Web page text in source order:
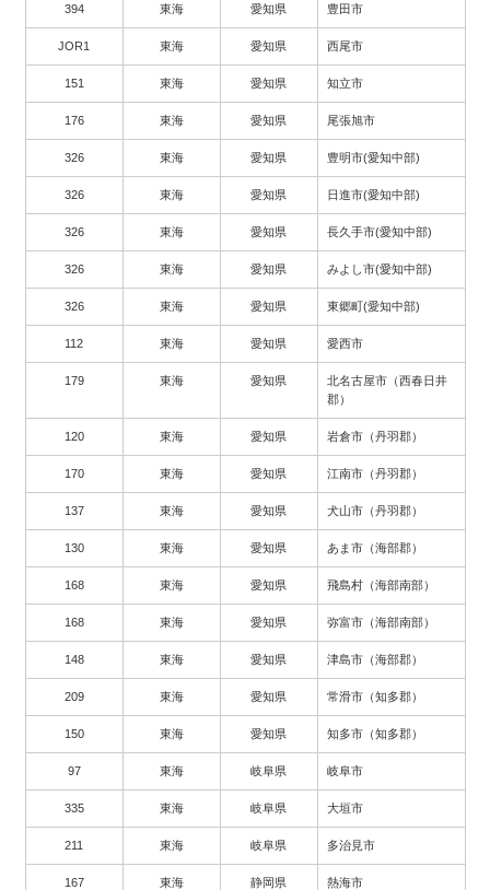
394 東海 愛知県 豊田市
JOR1 東海 愛知県 西尾市
151 東海 愛知県 知立市
176 東海 愛知県 尾張旭市
326 東海 愛知県 豊明市(愛知中部)
326 東海 愛知県 日進市(愛知中部)
326 東海 愛知県 長久手市(愛知中部)
326 東海 愛知県 みよし市(愛知中部)
326 東海 愛知県 東郷町(愛知中部)
112 東海 愛知県 愛西市
179 東海 愛知県
北名古屋市（西春日井
郡）
120 東海 愛知県 岩倉市（丹羽郡）
170 東海 愛知県 江南市（丹羽郡）
137 東海 愛知県 犬山市（丹羽郡）
130 東海 愛知県 あま市（海部郡）
168 東海 愛知県 飛島村（海部南部）
168 東海 愛知県 弥富市（海部南部）
148 東海 愛知県 津島市（海部郡）
209 東海 愛知県 常滑市（知多郡）
150 東海 愛知県 知多市（知多郡）
97 東海 岐阜県 岐阜市
335 東海 岐阜県 大垣市
211 東海 岐阜県 多治見市
167 東海 静岡県 熱海市